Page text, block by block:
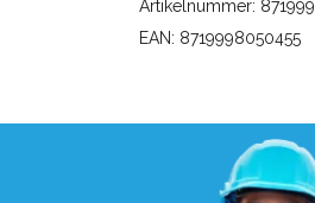
Artikelnummer:
EAN: 8719998050455